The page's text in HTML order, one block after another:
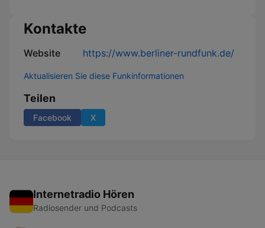
Kontakte
Website https://www.berliner-rundfunk.de/
Aktualisieren Sie diese Funkinformationen
Teilen
Facebook X
Internetradio Hören
Radiosender und Podcasts